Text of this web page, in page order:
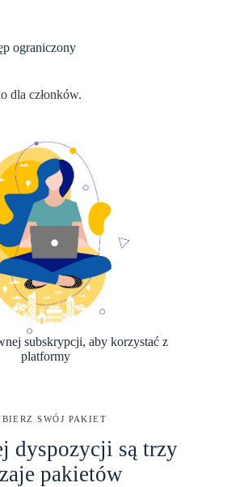
ograniczony
dla członków.
subskrypcji, aby korzystać z
platformy
SWÓJ PAKIET
dyspozycji są trzy
pakietów